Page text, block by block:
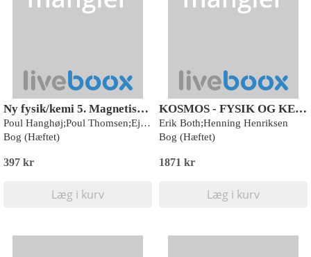
Ny fysik/kemi 5. Magnetisme og menneskelig snilde
Poul Hanghøj;Poul Thomsen;Ejvind Flensted-Jensen
Bog (Hæftet)
397 kr
Læg i kurv
KOSMOS - FYSIK OG KEMI
Erik Both;Henning Henriksen
Bog (Hæftet)
1871 kr
Læg i kurv